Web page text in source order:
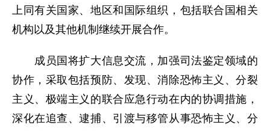
上同有关国家、地区和国际组织，包括联合国相关
机构以及其他机制继续开展合作。
成员国将扩大信息交流，加强司法鉴定领域的
协作，采取包括预防、发现、消除恐怖主义、分裂
主义、极端主义的联合应急行动在内的协调措施，
深化在追查、逮捕、引渡与移管从事恐怖主义、分